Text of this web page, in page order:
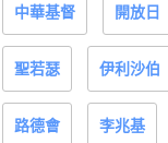
中華基督 開放日
聖若瑟 伊利沙伯
路德會 李兆基